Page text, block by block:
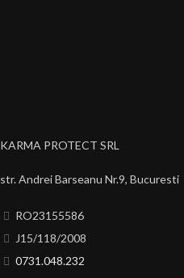
KARMA PROTECT SRL
str. Andrei Barseanu Nr.9, Bucuresti
RO23155586
J15/118/2008
0731.048.232